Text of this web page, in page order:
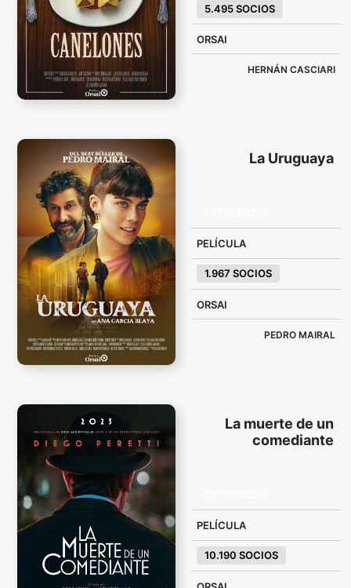
5.495 SOCIOS
ORSAI
HERNÁN CASCIARI
La Uruguaya
PELÍCULA
1.967 SOCIOS
ORSAI
PEDRO MAIRAL
La muerte de un
comediante
PELÍCULA
10.190 SOCIOS